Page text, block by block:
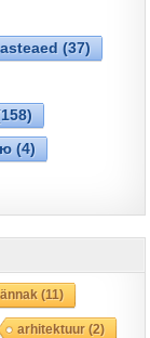
(37)
(4)
(11)
arhitektuur(2)